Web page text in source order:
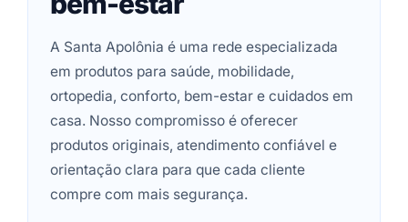
A Santa Apolônia é uma rede especializada
em produtos para saúde, mobilidade,
ortopedia, conforto, bem-estar e cuidados em
casa. Nosso compromisso é oferecer
produtos originais, atendimento confiável e
orientação clara para que cada cliente
compre com mais segurança.